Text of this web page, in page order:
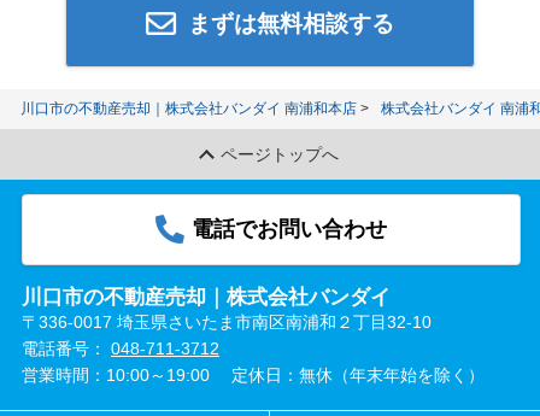
まずは無料相談する
川口市の不動産売却｜株式会社バンダイ 南浦和本店 株式会社バンダイ 南浦
ページトップへ
電話でお問い合わせ
川口市の不動産売却｜株式会社バンダイ
〒336-0017 埼玉県さいたま市南区南浦和２丁目32-10
電話番号： 048-711-3712
営業時間：10:00～19:00
定休日：無休（年末年始を除く）